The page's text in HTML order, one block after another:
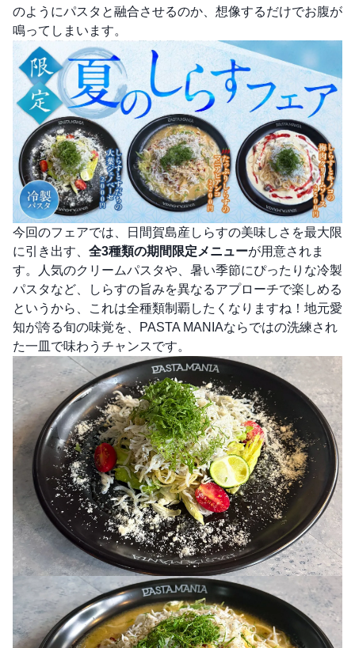
のようにパスタと融合させるのか、想像するだけでお腹が
鳴ってしまいます。
今回のフェアでは、日間賀島産しらすの美味しさを最大限
に引き出す、 全3種類の期間限定メニューが用意されま
す。人気のクリームパスタや、暑い季節にぴったりな冷製
パスタなど、しらすの旨みを異なるアプローチで楽しめる
というから、これは全種類制覇したくなりますね！地元愛
知が誇る旬の味覚を、PASTA MANIAならではの洗練され
た一皿で味わうチャンスです。